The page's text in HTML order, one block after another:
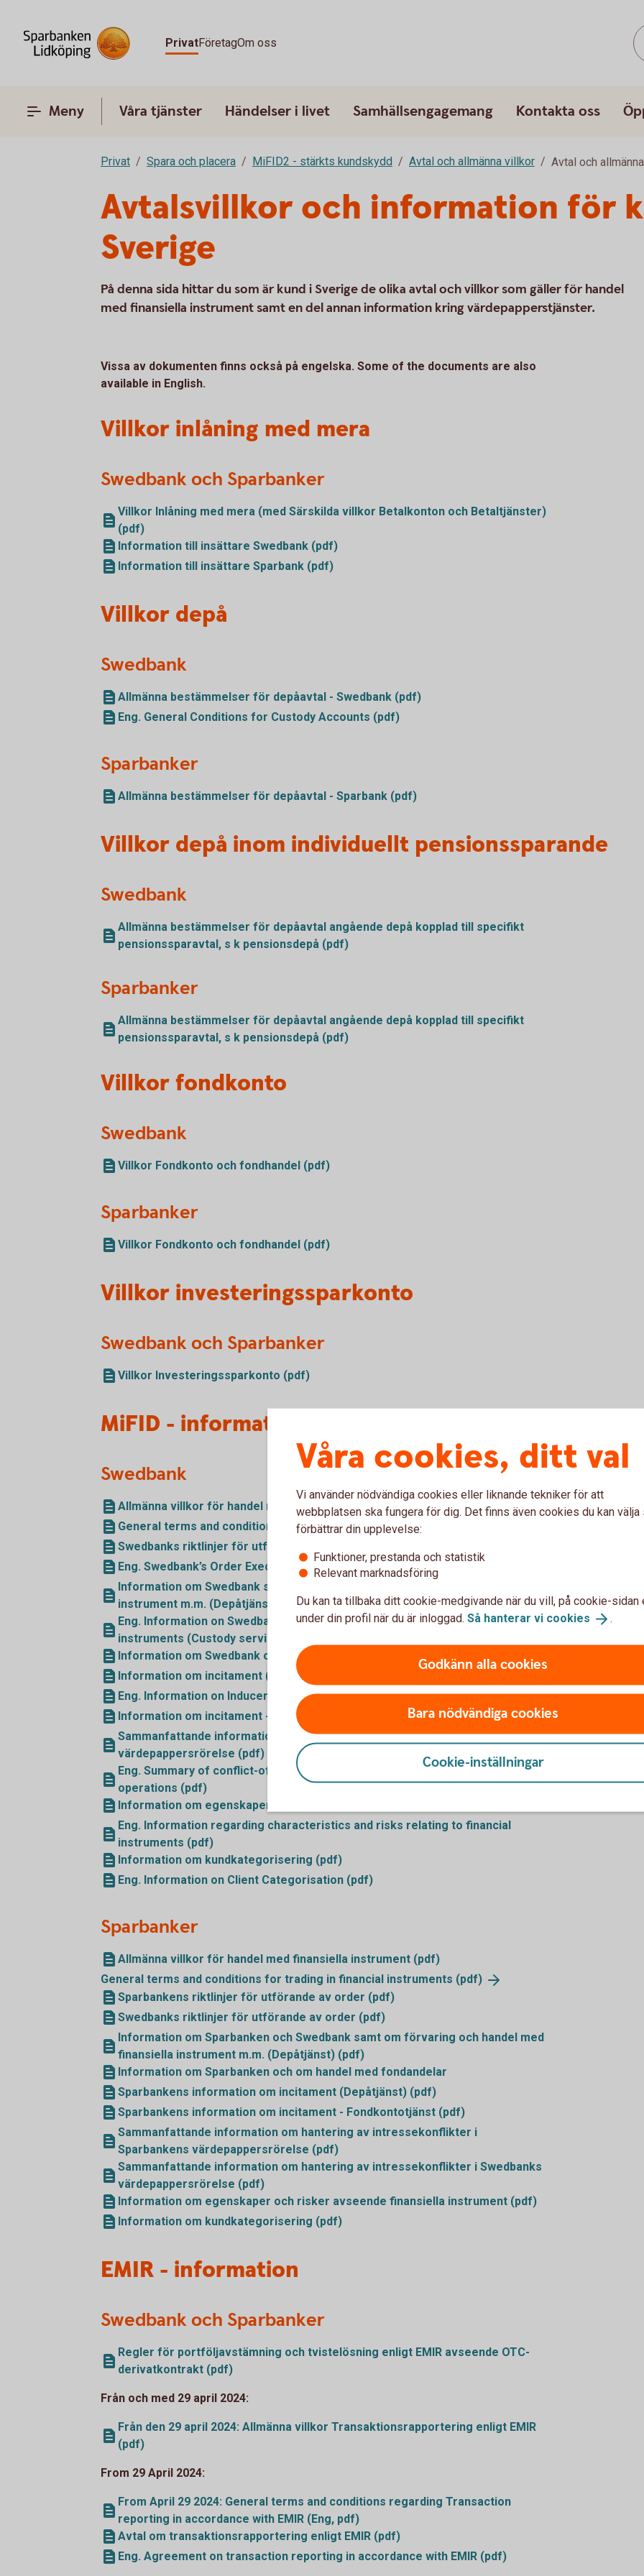
PrivatFöretagOm oss
Meny Våra tjänster Händelser i livet Samhällsengagemang Kontakta oss
Privat Spara och placera MiFID2 - stärkts kundskydd Avtal och allmänna villkor Avtal och
Avtalsvillkor och information för
Sverige
På denna sida hittar du som är kund i Sverige de olika avtal och villkor som gäller för handel
med finansiella instrument samt en del annan information kring värdepapperstjänster.
Vissa av dokumenten finns också på engelska. Some of the documents are also
available in English.
Villkor inlåning med mera
Swedbank och Sparbanker
Villkor Inlåning med mera (med Särskilda villkor Betalkonton och Betaltjänster)
(pdf)
Information till insättare Swedbank (pdf)
Information till insättare Sparbank (pdf)
Villkor depå
Swedbank
Allmänna bestämmelser för depåavtal - Swedbank (pdf)
Eng. General Conditions for Custody Accounts (pdf)
Sparbanker
Allmänna bestämmelser för depåavtal - Sparbank (pdf)
Villkor depå inom individuellt pensionssparande
Swedbank
Allmänna bestämmelser för depåavtal angående depå kopplad till specifikt
pensionssparavtal, s k pensionsdepå (pdf)
Sparbanker
Allmänna bestämmelser för depåavtal angående depå kopplad till specifikt
pensionssparavtal, s k pensionsdepå (pdf)
Villkor fondkonto
Swedbank
Villkor Fondkonto och fondhandel (pdf)
Sparbanker
Villkor Fondkonto och fondhandel (pdf)
Villkor investeringssparkonto
Swedbank och Sparbanker
Villkor Investeringssparkonto (pdf)
MiFID - information
Swedbank
Allmänna villkor för handel med finansiella instrument (pdf)
General terms and conditions for trading in financial instruments (pdf)
Swedbanks riktlinjer för utförande av order (pdf)
Eng. Swedbank’s Order Execution Policy (pdf)
Information om Swedbank samt om förvaring och handel med finansiella
instrument m.m. (Depåtjänst) (pdf)
Eng. Information on Swedbank as well as custody and trading in financial
instruments (Custody service) (pdf)
Information om Swedbank och om handel med fondandelar (pdf)
Information om incitament (Depåtjänst) (pdf)
Eng. Information on Inducements (Custody services) (pdf)
Information om incitament - Fondkontotjänst (pdf)
Sammanfattande information om hantering av intressekonflikter i Swedbanks
värdepappersrörelse (pdf)
Eng. Summary of conflict-of-interest management in Swedbank’s securities
operations (pdf)
Information om egenskaper och risker avseende finansiella instrument (pdf)
Eng. Information regarding characteristics and risks relating to financial
instruments (pdf)
Information om kundkategorisering (pdf)
Eng. Information on Client Categorisation (pdf)
Sparbanker
Allmänna villkor för handel med finansiella instrument (pdf)
General terms and conditions for trading in financial instruments (pdf)
Sparbankens riktlinjer för utförande av order (pdf)
Swedbanks riktlinjer för utförande av order (pdf)
Information om Sparbanken och Swedbank samt om förvaring och handel med
finansiella instrument m.m. (Depåtjänst) (pdf)
Information om Sparbanken och om handel med fondandelar
Sparbankens information om incitament (Depåtjänst) (pdf)
Sparbankens information om incitament - Fondkontotjänst (pdf)
Sammanfattande information om hantering av intressekonflikter i
Sparbankens värdepappersrörelse (pdf)
Sammanfattande information om hantering av intressekonflikter i Swedbanks
värdepappersrörelse (pdf)
Information om egenskaper och risker avseende finansiella instrument (pdf)
Information om kundkategorisering (pdf)
EMIR - information
Swedbank och Sparbanker
Regler för portföljavstämning och tvistelösning enligt EMIR avseende OTC-
derivatkontrakt (pdf)
Från och med 29 april 2024:
Från den 29 april 2024: Allmänna villkor Transaktionsrapportering enligt EMIR
(pdf)
From 29 April 2024:
From April 29 2024: General terms and conditions regarding Transaction
reporting in accordance with EMIR (Eng, pdf)
Avtal om transaktionsrapportering enligt EMIR (pdf)
Eng. Agreement on transaction reporting in accordance with EMIR (pdf)
Våra cookies, ditt val
Vi använder nödvändiga cookies eller liknande tekniker för att
webbplatsen ska fungera för dig. Det finns även cookies du kan välja
förbättrar din upplevelse:
Funktioner, prestanda och statistik
Relevant marknadsföring
Du kan ta tillbaka ditt cookie-medgivande när du vill, på cookie-sidan
under din profil när du är inloggad. Så hanterar vi cookies .
Godkänn alla cookies
Bara nödvändiga cookies
Cookie-inställningar